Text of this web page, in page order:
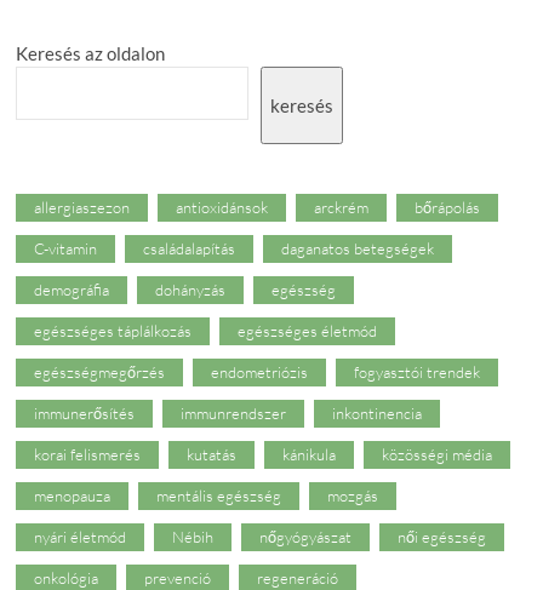
hiányait
Magyarországon
Keresés az oldalon
keresés
allergiaszezon antioxidánsok arckrém bőrápolás
C-vitamin családalapítás daganatos betegségek
demográfia dohányzás egészség
egészséges táplálkozás egészséges életmód
egészségmegőrzés endometriózis fogyasztói trendek
immunerősítés immunrendszer inkontinencia
korai felismerés kutatás kánikula közösségi média
menopauza mentális egészség mozgás
nyári életmód Nébih nőgyógyászat női egészség
onkológia prevenció regeneráció